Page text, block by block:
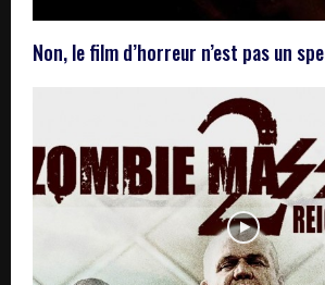
Non, le film d’horreur n’est pas un